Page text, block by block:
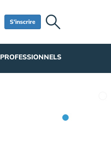
S'inscrire
PROFESSIONNELS